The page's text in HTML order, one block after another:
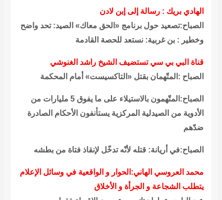
الهادي بريك : رسالة إلى إبن لادن
الصباح:تصعيد حول برنامج «الحق معاك» الصيد: تحد واضح
وخطير : بن غربية: نستعد للحصة القادمة
قناة البي بي سي تستضيف الشيخ راشد الغنوشي
الصباح :المتّهمان بقتل «التاكسيست» أمام المحكمة
الصباح:المتّهمون بالاستيلاء على ما يفوق 5 مليارات من
الأدوية من الصيدلية المركزية يستأنفون الأحكام الصادرة
ضدّهم
الصباح:في أريانة: قتله لأنّه تدخّل لإنقاذ فتاة من بطشه
محمد العروسي الهاني:الحوار و الواقعية في وسائل الإعلام
يتطلب الشجاعة و الجرأة و الأخلاق